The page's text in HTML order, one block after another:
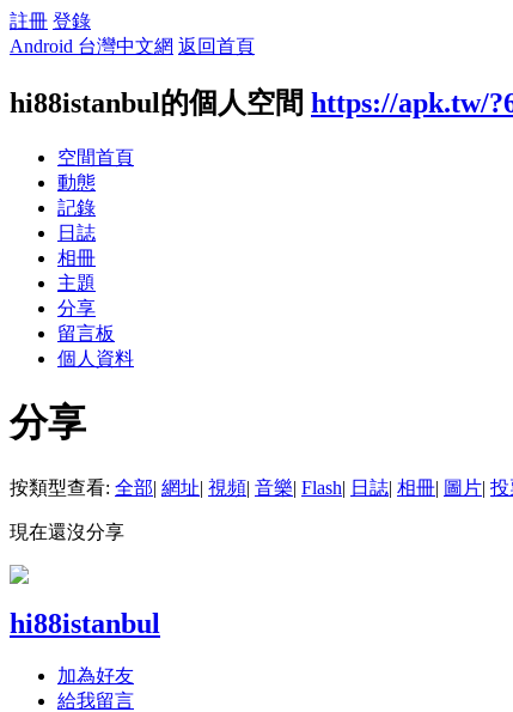
註冊 登錄
Android 台灣中文網 返回首頁
hi88istanbul的個人空間 https://apk.tw/
空間首頁
動態
記錄
日誌
相冊
主題
分享
留言板
個人資料
分享
按類型查看: 全部| 網址| 視頻| 音樂| Flash| 日誌| 相冊| 圖片| 投
現在還沒分享
hi88istanbul
加為好友
給我留言